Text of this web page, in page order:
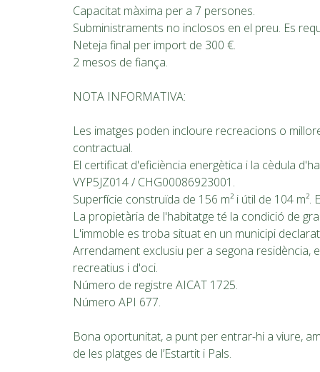
Capacitat màxima per a 7 persones.
Subministraments no inclosos en el preu. Es
Neteja final per import de 300 €.
2 mesos de fiança.
NOTA INFORMATIVA:
Les imatges poden incloure recreacions o
contractual.
El certificat d'eficiència energètica i la cèdula
VYP5JZ014 / CHG00086923001.
Superfície construïda de 156 m² i útil de 104
La propietària de l'habitatge té la condició de
L'immoble es troba situat en un municipi
Arrendament exclusiu per a segona residència,
recreatius i d'oci.
Número de registre AICAT 1725.
Número API 677.
Bona oportunitat, a punt per entrar-hi a viure,
de les platges de l’Estartit i Pals.